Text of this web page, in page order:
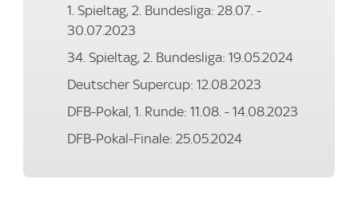
1. Spieltag, 2. Bundesliga: 28.07. -
30.07.2023
34. Spieltag, 2. Bundesliga: 19.05.2024
Deutscher Supercup: 12.08.2023
DFB-Pokal, 1. Runde: 11.08. - 14.08.2023
DFB-Pokal-Finale: 25.05.2024